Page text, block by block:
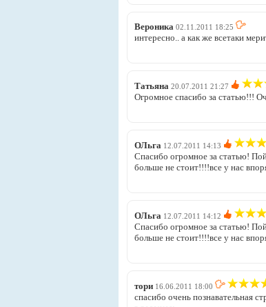
Вероника 02.11.2011 18:25
интересно.. а как же всетаки
Татьяна 20.07.2011 21:27
Огромное спасибо за статью!!!
ОЛьга 12.07.2011 14:13
Спасибо огромное за статью!
больше не стоит!!!!все у нас
ОЛьга 12.07.2011 14:12
Спасибо огромное за статью!
больше не стоит!!!!все у нас
тори 16.06.2011 18:00
спасибо очень познавательная